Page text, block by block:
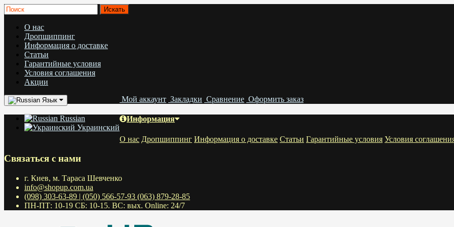
О нас
Дропшиппинг
Информация о доставке
Статьи
Гарантийные условия
Условия соглашения
Акции
Мой аккаунт Закладки Сравнение Оформить заказ
Язык
Russian
Украинский
Информация
О нас Дропшиппинг Информация о доставке Статьи Гарантийные условия Условия
Связаться с нами
г. Киев, м. Тараса Шевченко
info@shopup.com.ua
(098) 303-63-89 | (050) 566-57-93 (063) 879-28-85
ПН-ПТ: 10-19 СБ: 10-15. ВС: вых. Online: 24/7